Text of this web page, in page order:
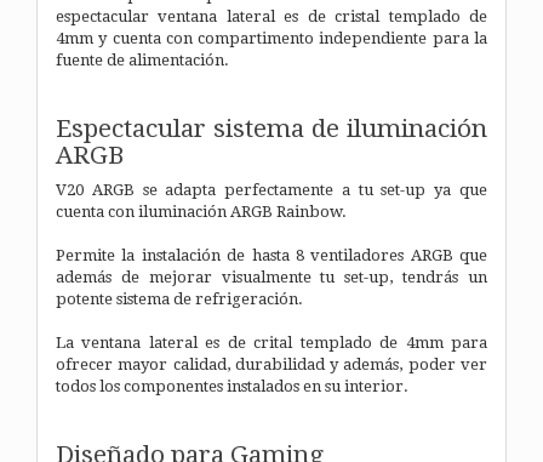
espectacular ventana lateral es de cristal templado de
4mm y cuenta con compartimento independiente para la
fuente de alimentación.
Espectacular sistema de iluminación
ARGB
V20 ARGB se adapta perfectamente a tu set-up ya que
cuenta con iluminación ARGB Rainbow.
Permite la instalación de hasta 8 ventiladores ARGB que
además de mejorar visualmente tu set-up, tendrás un
potente sistema de refrigeración.
La ventana lateral es de crital templado de 4mm para
ofrecer mayor calidad, durabilidad y además, poder ver
todos los componentes instalados en su interior.
Diseñado para Gaming